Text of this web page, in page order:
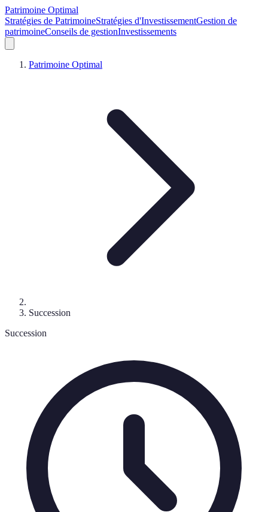
Patrimoine Optimal
Stratégies de PatrimoineStratégies d'InvestissementGestion de
patrimoineConseils de gestionInvestissements
Patrimoine Optimal
Succession
Succession